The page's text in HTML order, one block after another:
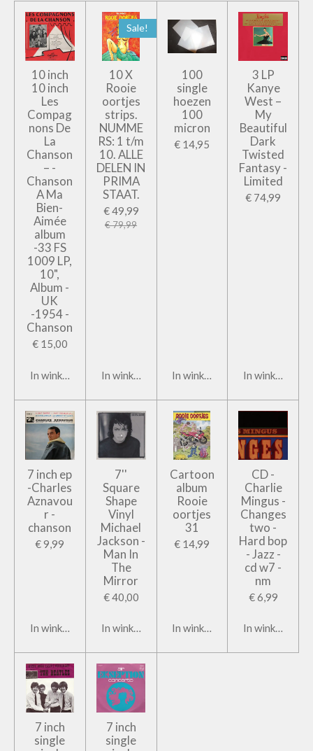
10 inch
10 inch
Les
Compag
nons De
La
Chanson
– -
Chanson
A Ma
Bien-
Aimée
album
-33 FS
1009 LP,
10",
Album -
UK
-1954 -
Chanson
€ 15,00
In winkelwagen
Sale!
10 X
Rooie
oortjes
strips.
NUMME
RS: 1 t/m
10. ALLE
DELEN IN
PRIMA
STAAT.
€ 49,99
€ 79,99
In winkelwagen
100
single
hoezen
100
micron
€ 14,95
In winkelwagen
3 LP
Kanye
West –
My
Beautiful
Dark
Twisted
Fantasy -
Limited
€ 74,99
In
7 inch ep
-Charles
Aznavou
r -
chanson
€ 9,99
In winkelwagen
7''
Square
Shape
Vinyl
Michael
Jackson -
Man In
The
Mirror
€ 40,00
In winkelwagen
Cartoon
album
Rooie
oortjes
31
€ 14,99
In winkelwagen
CD -
Charlie
Mingus -
Changes
two -
Hard bop
- Jazz -
cd w7 -
nm
€ 6,99
In
7 inch
single
7 inch
single